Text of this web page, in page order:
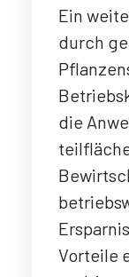
Ein
durch
die
Vorteile